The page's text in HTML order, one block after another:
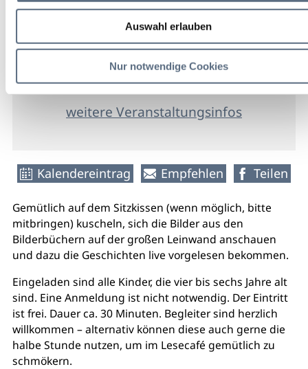
Auswahl erlauben
Nur notwendige Cookies
Stadtbibliothek
freier
Eintritt
weitere Veranstaltungsinfos
Kalendereintrag Empfehlen Teilen
Gemütlich auf dem Sitzkissen (wenn möglich, bitte
mitbringen) kuscheln, sich die Bilder aus den
Bilderbüchern auf der großen Leinwand anschauen
und dazu die Geschichten live vorgelesen bekommen.
Eingeladen sind alle Kinder, die vier bis sechs Jahre alt
sind. Eine Anmeldung ist nicht notwendig. Der Eintritt
ist frei. Dauer ca. 30 Minuten. Begleiter sind herzlich
willkommen – alternativ können diese auch gerne die
halbe Stunde nutzen, um im Lesecafé gemütlich zu
schmökern.